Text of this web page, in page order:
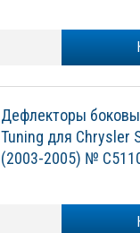
Дефлекторы
Tuning для Chrysler
(2003-2005) №